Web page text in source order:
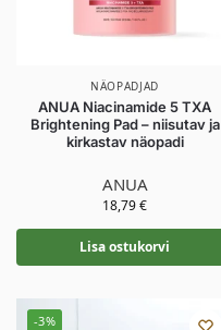
NÄOPADJAD
ANUA Niacinamide 5 TXA
Brightening Pad – niisutav ja
kirkastav näopadi
ANUA
18,79€
Lisa ostukorvi
-3%